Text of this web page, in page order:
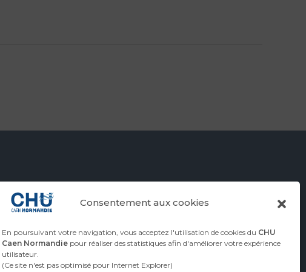
Consentement aux cookies
En poursuivant votre navigation, vous acceptez l'utilisation de cookies du CHU
Caen Normandie pour réaliser des statistiques afin d'améliorer votre expérience
utilisateur.
(Ce site n'est pas optimisé pour Internet Explorer)